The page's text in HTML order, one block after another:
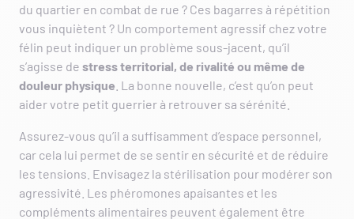
du quartier en combat de rue ? Ces bagarres à répétition
vous inquiètent ? Un comportement agressif chez votre
félin peut indiquer un problème sous-jacent, qu’il
s’agisse de stress territorial, de rivalité ou même de
douleur physique . La bonne nouvelle, c’est qu’on peut
aider votre petit guerrier à retrouver sa sérénité.
Assurez-vous qu’il a suffisamment d’espace personnel,
car cela lui permet de se sentir en sécurité et de réduire
les tensions. Envisagez la stérilisation pour modérer son
agressivité. Les phéromones apaisantes et les
compléments alimentaires peuvent également être